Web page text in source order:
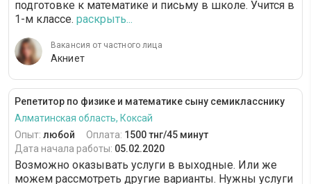
подготовке к математике и письму в школе. Учится в
1-м классе. раскрыть...
Вакансия от частного лица
Акниет
Репетитор по физике и математике сыну семикласснику
Алматинская область, Коксай
Опыт: любой Оплата: 1500 тнг/45 минут
Дата начала работы: 05.02.2020
Возможно оказывать услуги в выходные. Или же
можем рассмотреть другие варианты. Нужны услуги